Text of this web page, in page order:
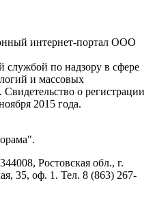
интернет-портал ООО
службой по надзору в сфере
и массовых
о регистрации
2015 года.
Ростовская обл., г.
35, оф. 1. Тел. 8 (863) 267-